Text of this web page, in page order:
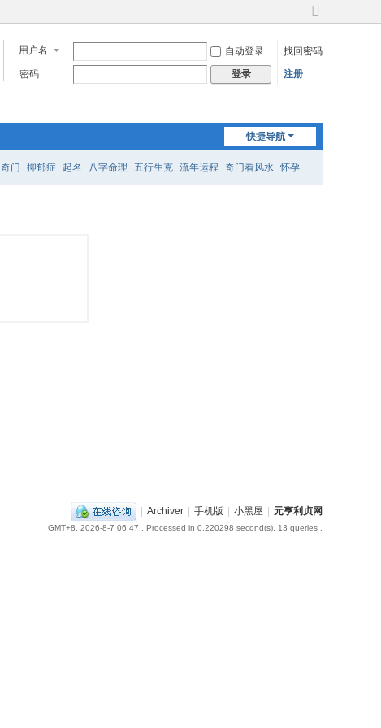
切
到
用户名 自动登录
找回密码
密码
登录 注册
快捷导航
奇门 抑郁症 起名 八字命理 五行生克 流年运程 奇门看风水 怀孕
| Archiver | 手机版 | 小黑屋 | 元亨利贞网
GMT+8, 2026-8-7 06:47 , Processed in 0.220298 second(s), 13 queries .